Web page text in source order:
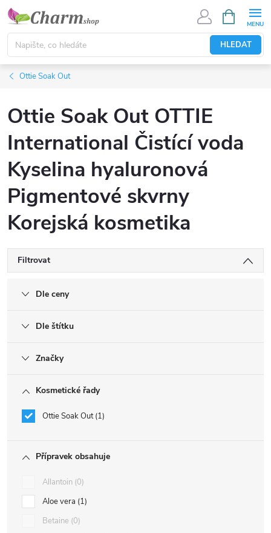
Přejít
obsah
HLEDAT
NÁKUPNÍ
KOŠÍK
Ottie Soak Out
Ottie Soak Out OTTIE
International Čistící voda
Kyselina hyaluronová
Pigmentové skvrny
Korejská kosmetika
Filtrovat
Dle ceny
Dle štítku
Značky
Kosmetické řady
Ottie Soak Out 1
Přípravek obsahuje
Allantoin 0
Aloe vera 1
Betaine 0